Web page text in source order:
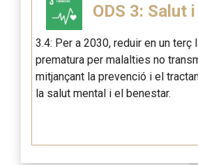
ODS 3: Salut
3.4: Per a 2030, reduir en un terç
prematura per malalties no
mitjançant la prevenció i el
la salut mental i el benestar.